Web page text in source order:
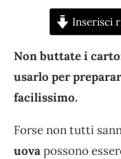
Inserisci
Non buttate i
usarlo per
facilissimo.
Forse non tutti
uovapossono